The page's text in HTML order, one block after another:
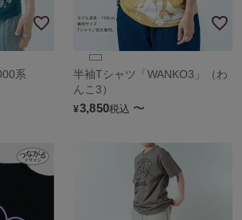
系
半袖Tシャツ「WANKO3」（わ
んこ3）
¥3,850税込 〜